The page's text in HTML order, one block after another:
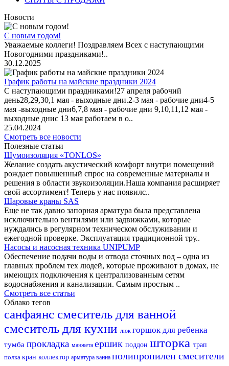
Новости
С новым годом!
Уважаемые коллеги! Поздравляем Всех с наступающими
Новогодними праздниками!..
30.12.2025
График работы на майские праздники 2024
С наступающими праздниками!27 апреля рабочий
день28,29,30,1 мая - выходные дни.2-3 мая - рабочие дни4-5
мая -выходные дни6,7,8 мая - рабочие дни 9,10,11,12 мая -
выходные днис 13 мая работаем в о..
25.04.2024
Смотреть все новости
Полезные статьи
Шумоизоляция «TONLOS»
Желание создать акустический комфорт внутри помещений
рождает повышенный спрос на современные материалы и
решения в области звукоизоляции.Наша компания расширяет
свой ассортимент! Теперь у нас появилс..
Шаровые краны SAS
Еще не так давно запорная арматура была представлена
исключительно вентилями или задвижками, которые
нуждались в регулярном техническом обслуживании и
ежегодной проверке. Эксплуатация традиционной тру..
Насосы и насосная техника UNIPUMP
Обеспечение подачи воды и отвода сточных вод – одна из
главных проблем тех людей, которые проживают в домах, не
имеющих подключения к централизованным сетям
водоснабжения и канализации. Самым простым ..
Смотреть все статьи
Облако тегов
санфаянс смеситель для ванной
смеситель для кухни люк горшок для ребенка
тумба прокладка манжета ершик поддон шторка трап
полка кран коллектор арматура ванна полипропилен смесители